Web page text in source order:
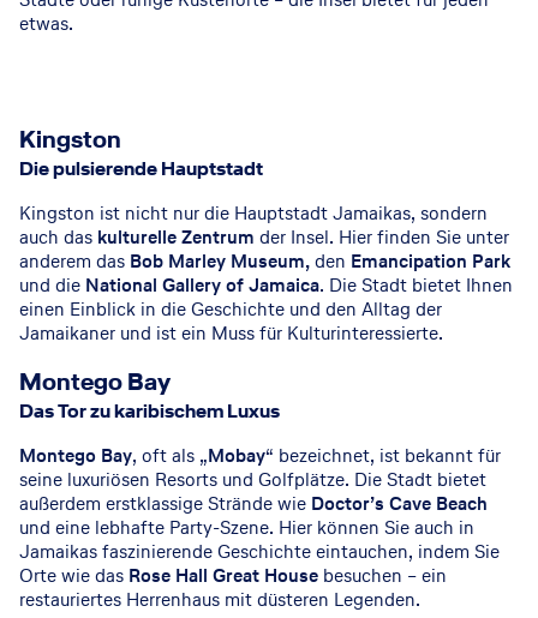
etwas.
Kingston
Die pulsierende Hauptstadt
Kingston ist nicht nur die Hauptstadt Jamaikas, sondern
auch das kulturelle Zentrum der Insel. Hier finden Sie unter
anderem das Bob Marley Museum,den Emancipation Park
und die National Gallery of Jamaica. Die Stadt bietet Ihnen
einen Einblick in die Geschichte und den Alltag der
Jamaikaner und ist ein Muss für Kulturinteressierte.
Montego Bay
Das Tor zu karibischem Luxus
Montego Bay, oft als „Mobay“ bezeichnet, ist bekannt für
seine luxuriösen Resorts und Golfplätze. Die Stadt bietet
außerdem erstklassige Strände wie Doctor’s Cave Beach
und eine lebhafte Party-Szene. Hier können Sie auch in
Jamaikas faszinierende Geschichte eintauchen, indem Sie
Orte wie das Rose Hall Great House besuchen – ein
restauriertes Herrenhaus mit düsteren Legenden.